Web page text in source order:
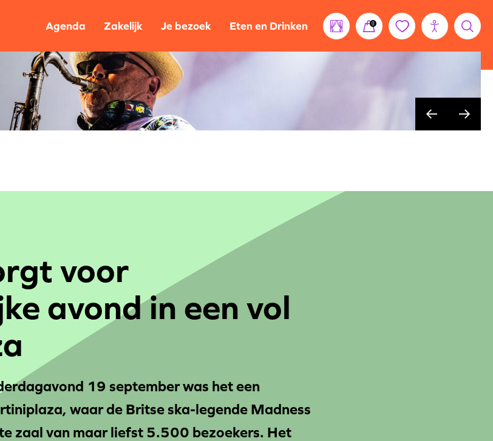
Agenda Zakelijk Je bezoek Eten en Drinken 0
voor
avond in een vol
19 september was het een
waar de Britse ska-legende Madness
zaal van maar liefst 5.500 bezoekers. Het